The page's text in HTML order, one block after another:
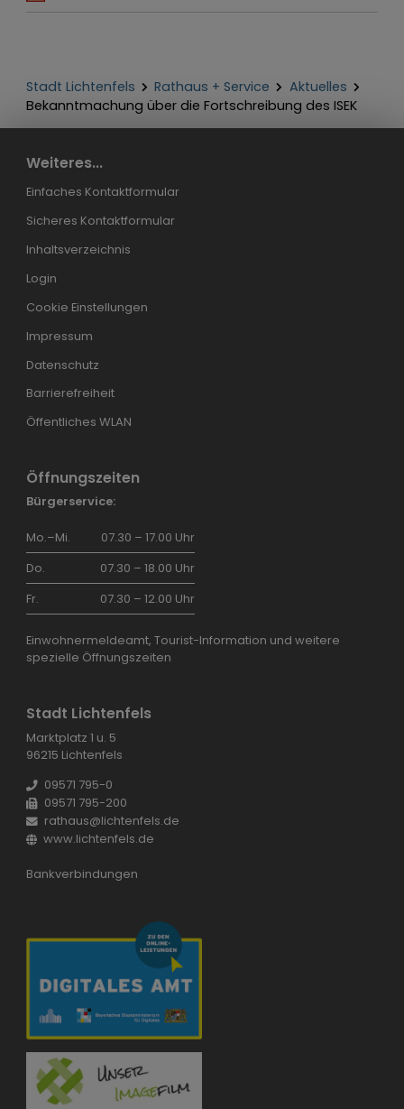
Stadt Lichtenfels Rathaus + Service
Aktuelles
Bekanntmachung über die Fortschreibung des ISEK
Weiteres...
Einfaches Kontaktformular
Sicheres Kontaktformular
Inhaltsverzeichnis
Login
Cookie Einstellungen
Impressum
Datenschutz
Barrierefreiheit
Öffentliches WLAN
Öffnungszeiten
Bürgerservice:
Mo.–Mi.
07.30 – 17.00 Uhr
Do.
07.30 – 18.00 Uhr
Fr.
07.30 – 12.00 Uhr
Einwohnermeldeamt, Tourist-Information und weitere
spezielle Öffnungszeiten
Stadt Lichtenfels
Marktplatz 1 u. 5
96215 Lichtenfels
09571 795-0
09571 795-200
rathaus@lichtenfels.de
www.lichtenfels.de
Bankverbindungen